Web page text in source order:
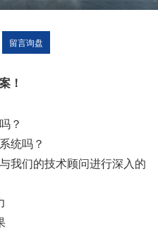
留言询盘
！
？
统吗？
我们的技术顾问进行深入的